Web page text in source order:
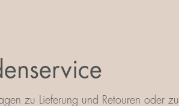
zu Lieferung und Retouren oder zu